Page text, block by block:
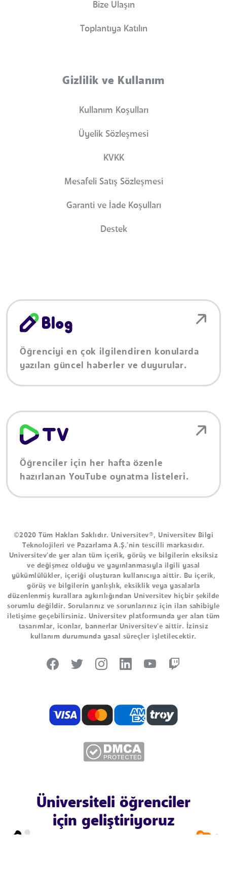
Bize Ulaşın
Toplantıya Katılın
Gizlilik ve Kullanım
Kullanım Koşulları
Üyelik Sözleşmesi
KVKK
Mesafeli Satış Sözleşmesi
Garanti ve İade Koşulları
Destek
Öğrenciyi en çok ilgilendiren konularda
yazılan güncel haberler ve duyurular.
Öğrenciler için her hafta özenle
hazırlanan YouTube oynatma listeleri.
©2020 Tüm Hakları Saklıdır. Universitev®, Universitev Bilgi
Teknolojileri ve Pazarlama A.Ş.'nin tescilli markasıdır.
Universitev'de yer alan tüm içerik, görüş ve bilgilerin eksiksiz
ve değişmez olduğu ve yayınlanmasıyla ilgili yasal
yükümlülükler, içeriği oluşturan kullanıcıya aittir. Bu içerik,
görüş ve bilgilerin yanlışlık, eksiklik veya yasalarla
düzenlenmiş kurallara aykırılığından Universitev hiçbir şekilde
sorumlu değildir. Sorularınız ve sorunlarınız için ilan sahibiyle
iletişime geçebilirsiniz. Universitev platformunda yer alan tüm
tasarımlar, iconlar, bannerlar Universitev'e aittir. İzinsiz
kullanım durumunda yasal süreçler işletilecektir.
Üniversiteli öğrenciler
için geliştiriyoruz